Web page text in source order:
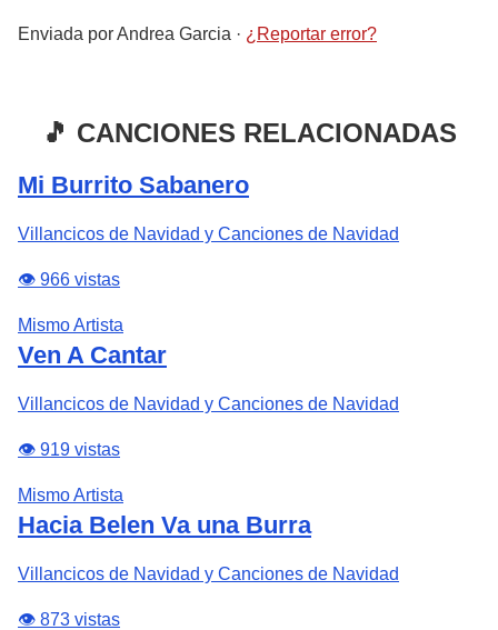
Enviada porAndrea Garcia · ¿Reportar error?
🎵 CANCIONES RELACIONADAS
Mi Burrito Sabanero
Villancicos de Navidad y Canciones de Navidad
👁️ 966 vistas
Mismo Artista
Ven A Cantar
Villancicos de Navidad y Canciones de Navidad
👁️ 919 vistas
Mismo Artista
Hacia Belen Va una Burra
Villancicos de Navidad y Canciones de Navidad
👁️ 873 vistas